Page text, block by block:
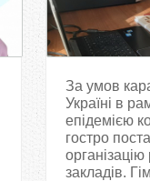
За умов
Україні в
епідемією
гостро
закладів.